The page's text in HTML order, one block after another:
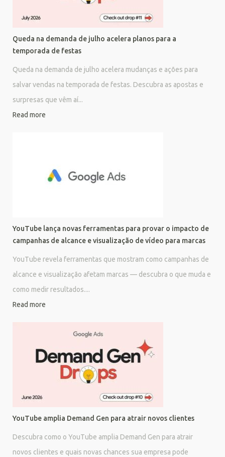
Queda na demanda de julho acelera planos para a
temporada de festas
Queda na demanda de julho acelera mudanças e ações para
salvar vendas na temporada de festas. Descubra as apostas e
surpresas que vêm aí...
Read more
YouTube lança novas ferramentas para provar o impacto de
campanhas de alcance e visualização de vídeo para marcas
YouTube revela ferramentas que mostram como campanhas de
alcance e visualização afetam marcas — descubra o que muda e
como medir resultados....
Read more
YouTube amplia Demand Gen para atrair novos clientes
Descubra como o YouTube amplia Demand Gen para atrair
novos clientes e quais novas chances sua empresa pode